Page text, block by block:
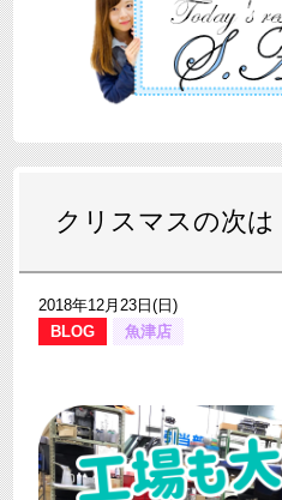
クリスマスの次は
2018年12月23日(日)
BLOG
魚津店